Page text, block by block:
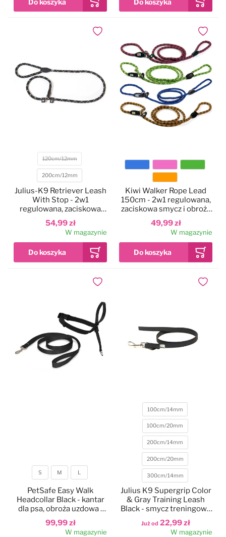
120cm/12mm
200cm/12mm
54,99 zł
Julius-K9 Retriever Leash
With Stop - 2w1
regulowana, zaciskowa
smycz i obroża dla psów
W magazynie
Dodaj do ulubionych
49,99 zł
Kiwi Walker Rope Lead
150cm - 2w1 regulowana,
zaciskowa smycz i obroża
dla psów
W magazynie
Dodaj
Rozmiar
S M L
99,99 zł
PetSafe Easy Walk
Headcollar Black - kantar
dla psa, obroża uzdowa i
smycz
W magazynie
Dodaj do ulubionych
100cm/14mm
100cm/20mm
200cm/14mm
200cm/20mm
300cm/14mm
Już od 22,99 zł
Julius K9 Supergrip Color
& Gray Training Leash
Black - smycz treningowa
bez uchwytu, czarna
W magazynie
Dodaj